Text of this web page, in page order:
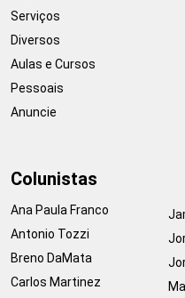
Serviços
Diversos
Aulas e Cursos
Pessoais
Anuncie
Colunistas
Ana Paula Franco
Antonio Tozzi
Breno DaMata
Carlos Martinez